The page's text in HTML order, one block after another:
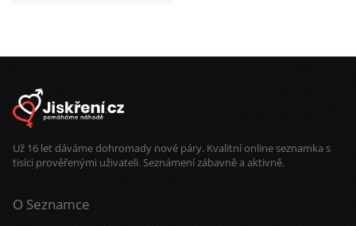
Už 16 let dáváme dohromady nové páry. Kvalitní online seznamka s
tisíci prověřenými uživateli. Seznámení zábavně a aktivně.
O Seznamce